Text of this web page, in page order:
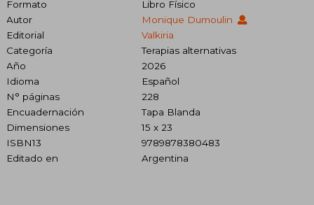
Formato
Libro Físico
Autor
Monique Dumoulin
Editorial
Valkiria
Categoría
Terapias alternativas
Año
2026
Idioma
Español
N° páginas
228
Encuadernación
Tapa Blanda
Dimensiones
15 x 23
ISBN13
9789878380483
Editado en
Argentina